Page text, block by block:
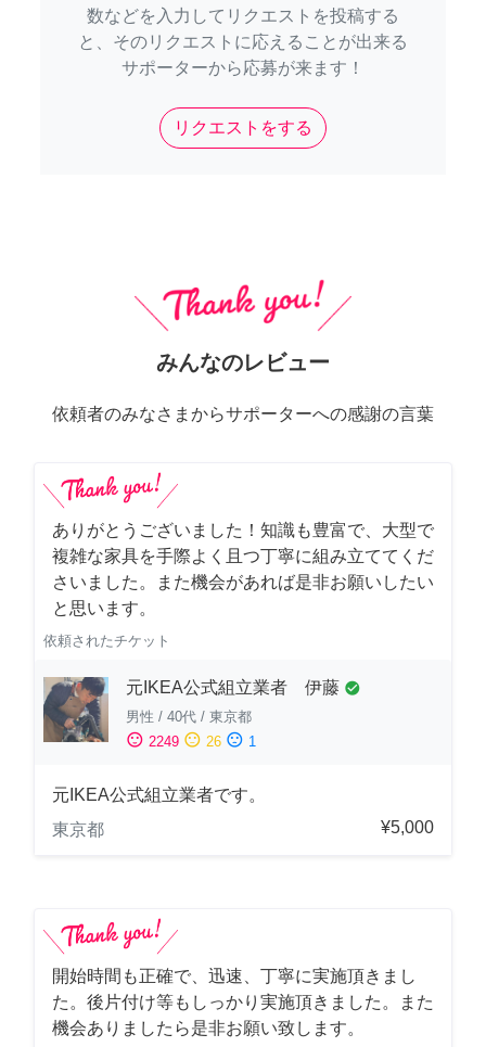
数などを入力してリクエストを投稿する
と、そのリクエストに応えることが出来る
サポーターから応募が来ます！
リクエストをする
みんなのレビュー
依頼者のみなさまからサポーターへの感謝の言葉
ありがとうございました！知識も豊富で、大型で
複雑な家具を手際よく且つ丁寧に組み立ててくだ
さいました。また機会があれば是非お願いしたい
と思います。
依頼されたチケット
元IKEA公式組立業者 伊藤 check_circle
男性 / 40代 / 東京都
sentiment_satisfied 2249 sentiment_neutral 26 sentiment_dissatisfied 1
元IKEA公式組立業者です。
東京都
¥5,000
開始時間も正確で、迅速、丁寧に実施頂きまし
た。後片付け等もしっかり実施頂きました。また
機会ありましたら是非お願い致します。